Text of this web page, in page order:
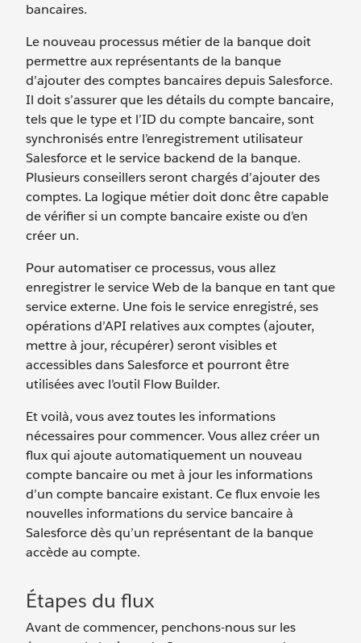
bancaires.
Le nouveau processus métier de la banque doit
permettre aux représentants de la banque
d’ajouter des comptes bancaires depuis Salesforce.
Il doit s’assurer que les détails du compte bancaire,
tels que le type et l’ID du compte bancaire, sont
synchronisés entre l’enregistrement utilisateur
Salesforce et le service backend de la banque.
Plusieurs conseillers seront chargés d’ajouter des
comptes. La logique métier doit donc être capable
de vérifier si un compte bancaire existe ou d’en
créer un.
Pour automatiser ce processus, vous allez
enregistrer le service Web de la banque en tant que
service externe. Une fois le service enregistré, ses
opérations d’API relatives aux comptes (ajouter,
mettre à jour, récupérer) seront visibles et
accessibles dans Salesforce et pourront être
utilisées avec l’outil Flow Builder.
Et voilà, vous avez toutes les informations
nécessaires pour commencer. Vous allez créer un
flux qui ajoute automatiquement un nouveau
compte bancaire ou met à jour les informations
d’un compte bancaire existant. Ce flux envoie les
nouvelles informations du service bancaire à
Salesforce dès qu’un représentant de la banque
accède au compte.
Étapes du flux
Avant de commencer, penchons-nous sur les